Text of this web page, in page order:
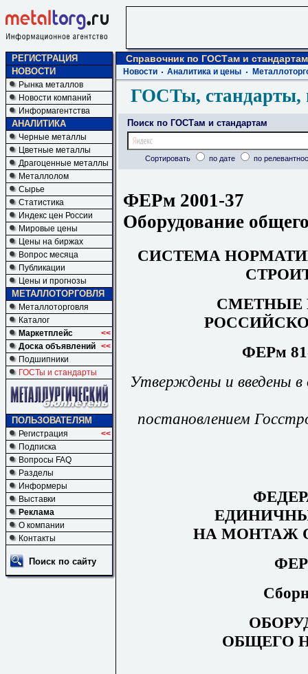
РЕГИСТРАЦИЯ
НОВОСТИ
Рынка металлов
Новости компаний
Информагентства
АНАЛИТИКА
Черные металлы
Цветные металлы
Драгоценные металлы
Металлолом
Сырье
Статистика
Индекс цен России
Мировые цены
Цены на биржах
Вопрос месяца
Публикации
Цены и прогнозы
МЕТАЛЛОТОРГОВЛЯ
Металлоторговля
Каталог
Маркетплейс
<<
Доска объявлений <<
Подшипники
ГОСТы и стандарты
ПОЛЬЗОВАТЕЛЯМ
Регистрация
<<
Подписка
Вопросы FAQ
Разделы
Информеры
Выставки
Реклама
О компании
Контакты
Поиск по сайту
Справочник по ГОСТам и стандартам
Новости Аналитика и цены
ГОСТы, стандарты,
Поиск по ГОСТам и стандартам
Сортировать по дате по
ФЕРм 2001-37
Оборудование
СИСТЕМА
СМЕТНЫЕ
ФЕРм
Утверждены и введены в
постановлением
НА МОНТАЖ
ОБЩЕГО